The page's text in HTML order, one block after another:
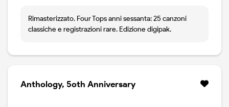
Rimasterizzato. Four Tops anni sessanta: 25 canzoni
classiche e registrazioni rare. Edizione digipak.
Anthology, 5oth Anniversary